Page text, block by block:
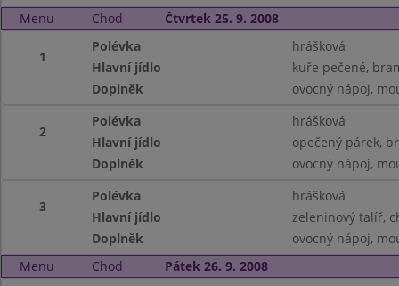
Menu
Chod Čtvrtek 25. 9. 2008
1
Polévka
hrášková
Hlavní jídlo
kuře pečené,
Doplněk
ovocný nápoj,
2
Polévka
hrášková
Hlavní jídlo
opečený párek,
Doplněk
ovocný nápoj,
3
Polévka
hrášková
Hlavní jídlo
zeleninový talíř,
Doplněk
ovocný nápoj,
Menu
Chod Pátek 26. 9. 2008